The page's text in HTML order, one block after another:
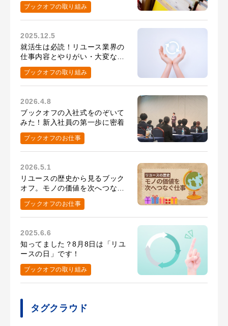
ブックオフの取り組み
2025.12.5
就活生は必読！リユース業界の
仕事内容とやりがい・大変なこ
と
ブックオフの取り組み
2026.4.8
ブックオフの入社式をのぞいて
みた！新入社員の第一歩に密着
ブックオフのお仕事
2026.5.1
リユースの歴史から見るブック
オフ。モノの価値を次へつなぐ
仕事とは？
ブックオフのお仕事
2025.6.6
知ってました？8月8日は「リユ
ースの日」です！
ブックオフの取り組み
タグクラウド